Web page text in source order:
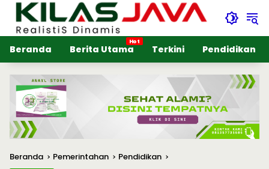
Langsung
konten
Beranda
Berita Utama Terkini Pendidikan
Beranda Pemerintahan Pendidikan